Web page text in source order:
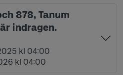
878, Tanum
indragen.
2025 kl 04:00
kl 04:00
2026 kl 04:00
kl 04:00